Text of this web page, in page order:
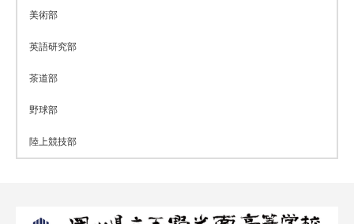
美術部
英語研究部
茶道部
野球部
陸上競技部